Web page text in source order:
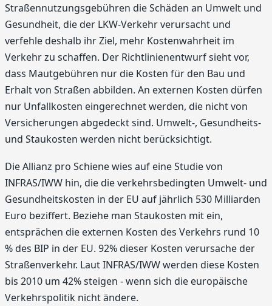
Straßennutzungsgebühren die Schäden an Umwelt und
Gesundheit, die der LKW-Verkehr verursacht und
verfehle deshalb ihr Ziel, mehr Kostenwahrheit im
Verkehr zu schaffen. Der Richtlinienentwurf sieht vor,
dass Mautgebühren nur die Kosten für den Bau und
Erhalt von Straßen abbilden. An externen Kosten dürfen
nur Unfallkosten eingerechnet werden, die nicht von
Versicherungen abgedeckt sind. Umwelt-, Gesundheits-
und Staukosten werden nicht berücksichtigt.
Die Allianz pro Schiene wies auf eine Studie von
INFRAS/IWW hin, die die verkehrsbedingten Umwelt- und
Gesundheitskosten in der EU auf jährlich 530 Milliarden
Euro beziffert. Beziehe man Staukosten mit ein,
entsprächen die externen Kosten des Verkehrs rund 10
% des BIP in der EU. 92% dieser Kosten verursache der
Straßenverkehr. Laut INFRAS/IWW werden diese Kosten
bis 2010 um 42% steigen - wenn sich die europäische
Verkehrspolitik nicht ändere.